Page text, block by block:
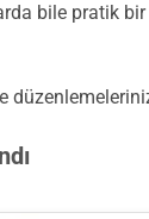
bile pratik